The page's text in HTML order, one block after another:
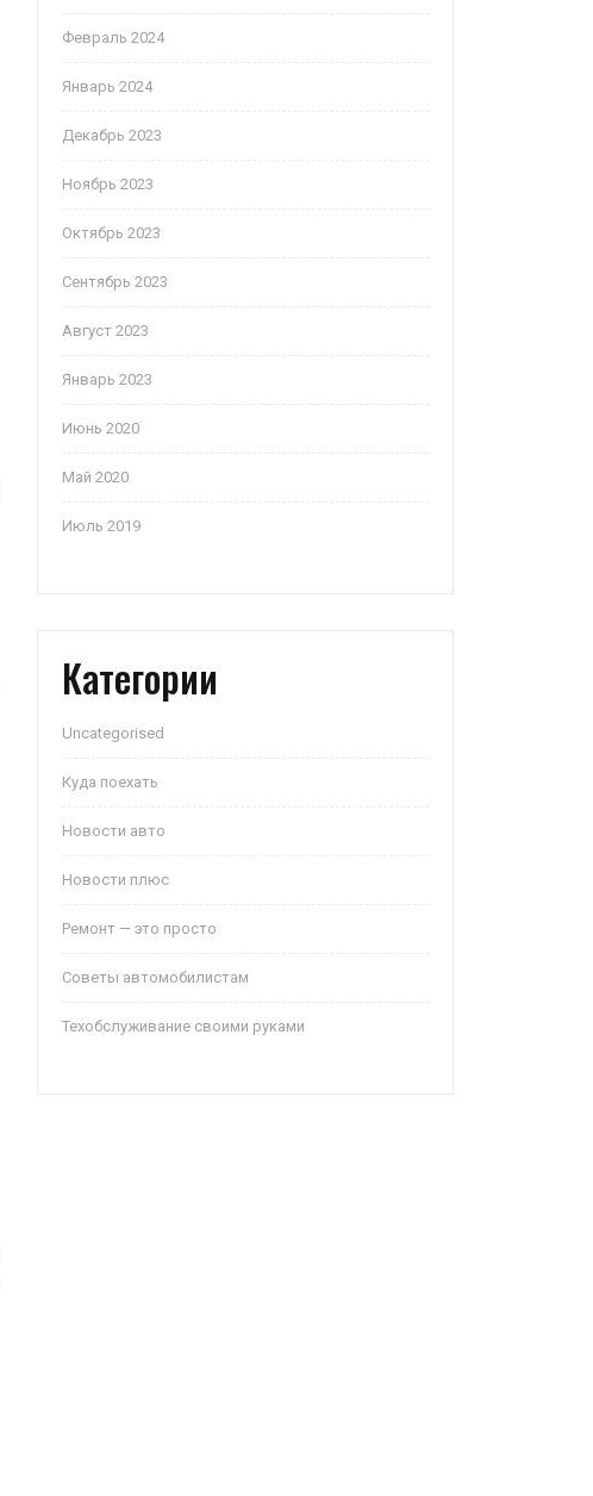
Февраль 2024
Январь 2024
Декабрь 2023
Ноябрь 2023
Октябрь 2023
Сентябрь 2023
Август 2023
Январь 2023
Июнь 2020
Май 2020
Июль 2019
Категории
Uncategorised
Куда поехать
Новости авто
Новости плюс
Ремонт — это просто
Советы автомобилистам
Техобслуживание своими руками